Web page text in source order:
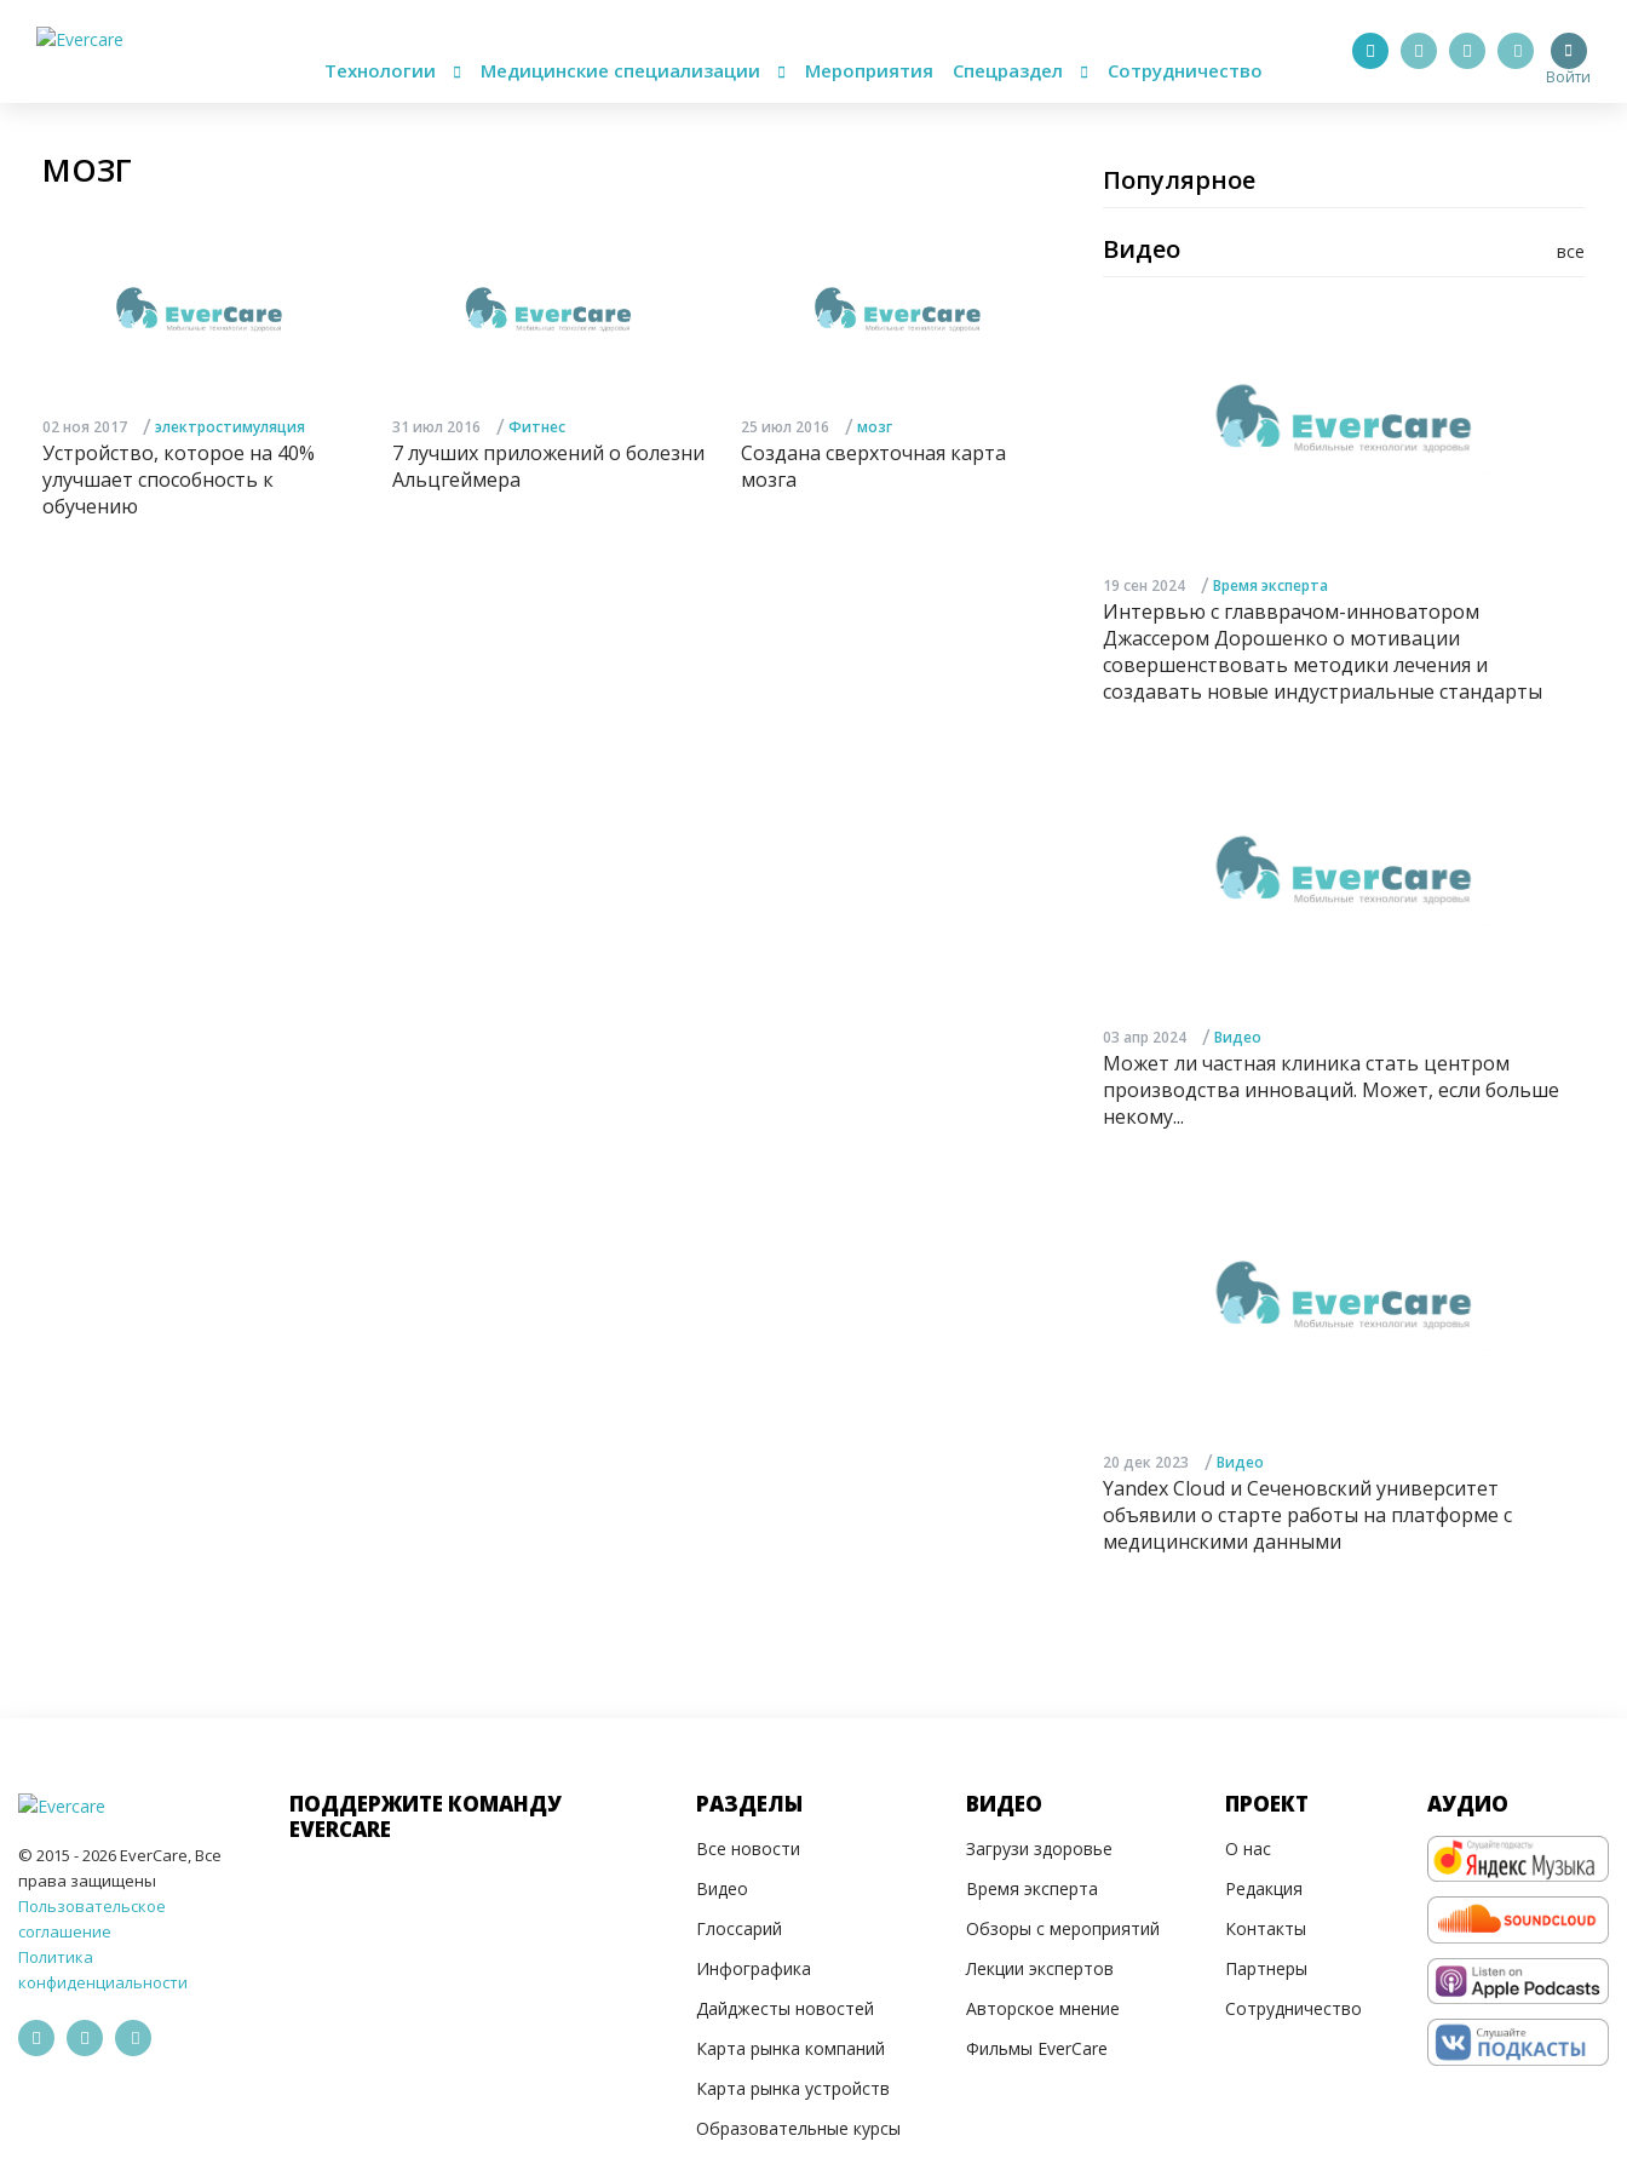
Технологии Медицинские специализации Мероприятия Спецраздел Сотрудничество Войти
МОЗГ
02 ноя 2017 / электростимуляция
Устройство, которое на 40%
улучшает способность к
обучению
31 июл 2016 / Фитнес
7 лучших приложений о болезни
Альцгеймера
25 июл 2016 / мозг
Создана сверхточная карта
мозга
Популярное
все
Видео
19 сен 2024 / Время эксперта
Интервью с главврачом-инноватором
Джассером Дорошенко о мотивации
совершенствовать методики лечения и
создавать новые индустриальные стандарты
03 апр 2024 / Видео
Может ли частная клиника стать центром
производства инноваций. Может, если больше
некому...
20 дек 2023 / Видео
Yandex Cloud и Сеченовский университет
объявили о старте работы на платформе с
медицинскими данными
© 2015 - 2026 EverCare, Все
права защищены
Пользовательское
соглашение
Политика
конфиденциальности
ПОДДЕРЖИТЕ КОМАНДУ
EVERCARE
РАЗДЕЛЫ
Все новости
Видео
Глоссарий
Инфографика
Дайджесты новостей
Карта рынка компаний
Карта рынка устройств
Образовательные курсы
ВИДЕО
Загрузи здоровье
Время эксперта
Обзоры с мероприятий
Лекции экспертов
Авторское мнение
Фильмы EverCare
ПРОЕКТ
О нас
Редакция
Контакты
Партнеры
Сотрудничество
АУДИО